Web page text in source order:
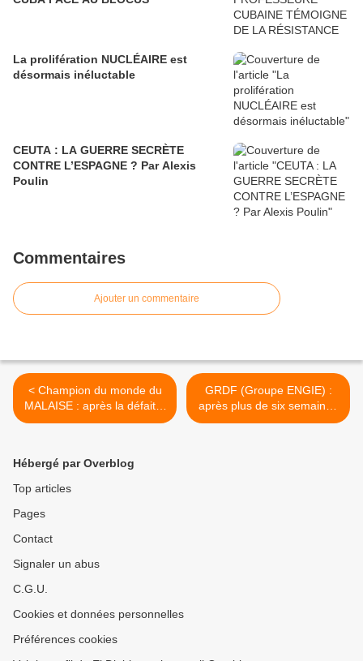
La prolifération NUCLÉAIRE est
désormais inéluctable
CEUTA : LA GUERRE SECRÈTE
CONTRE L’ESPAGNE ? Par Alexis
Poulin
Commentaires
Ajouter un commentaire
< Champion du monde du
MALAISE : après la défaite,
opération RÉCUPÉRATION
GRDF (Groupe ENGIE) :
après plus de six semaines
de mobilisation et de grève,
Hébergé par Overblog
Top articles
Pages
Contact
Signaler un abus
C.G.U.
Cookies et données personnelles
Préférences cookies